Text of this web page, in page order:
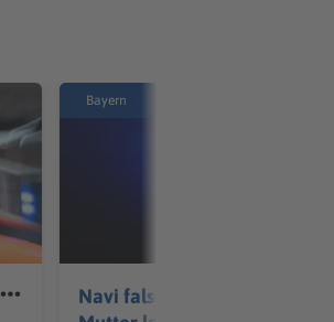
Bayern
Navi falsch befolgt: